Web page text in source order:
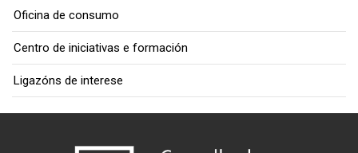
Oficina de consumo
Centro de iniciativas e formación
Ligazóns de interese